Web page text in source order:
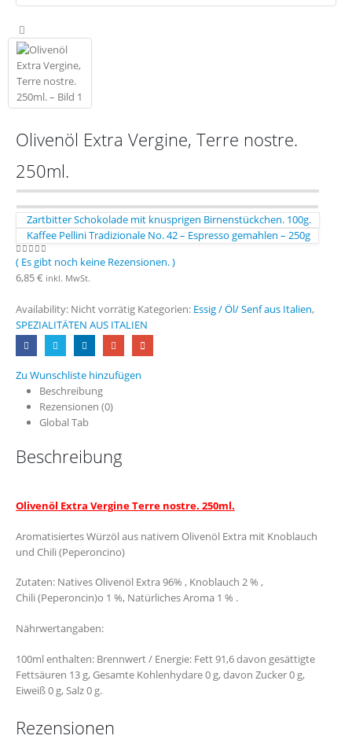
Olivenöl Extra Vergine, Terre nostre.
250ml.
Zartbitter Schokolade mit knusprigen Birnenstückchen. 100g.
Kaffee Pellini Tradizionale No. 42 – Espresso gemahlen – 250g
0 out of 5
( Es gibt noch keine Rezensionen. )
6,85€ inkl. MwSt.
Availability: Nicht vorrätig Kategorien: Essig / Öl/ Senf aus Italien,
SPEZIALITÄTEN AUS ITALIEN
Zu Wunschliste hinzufügen
Beschreibung
Rezensionen (0)
Global Tab
Beschreibung
Olivenöl Extra Vergine Terre nostre. 250ml.
Aromatisiertes Würzöl aus nativem Olivenöl Extra mit Knoblauch
und Chili (Peperoncino)
Zutaten: Natives Olivenöl Extra 96% , Knoblauch 2 % ,
Chili (Peperoncin)o 1 %, Natürliches Aroma 1 % .
Nährwertangaben:
100ml enthalten: Brennwert / Energie: Fett 91,6 davon gesättigte
Fettsäuren 13 g, Gesamte Kohlenhydare 0 g, davon Zucker 0 g,
Eiweiß 0 g, Salz 0 g.
Rezensionen